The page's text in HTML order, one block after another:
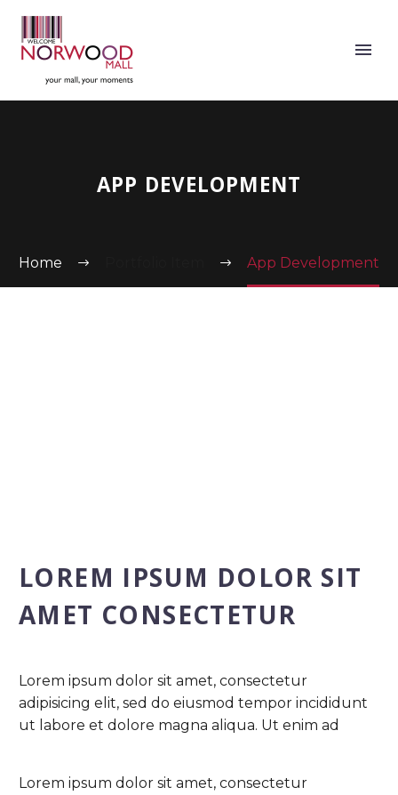
APP DEVELOPMENT
Home App Development
LOREM IPSUM DOLOR SIT
AMET CONSECTETUR
Lorem ipsum dolor sit amet, consectetur
adipisicing elit, sed do eiusmod tempor incididunt
ut labore et dolore magna aliqua. Ut enim ad
Lorem ipsum dolor sit amet, consectetur